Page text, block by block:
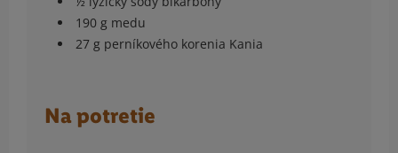
190 g medu
27 g perníkového korenia Kania
Na potretie